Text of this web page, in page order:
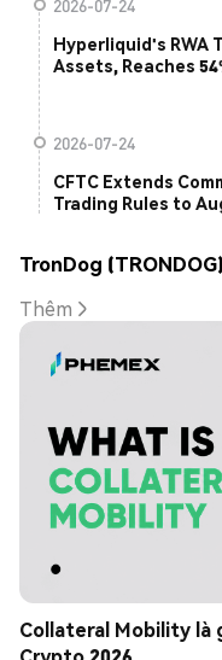
2026-07-24
Hyperliquid's RWA
Assets, Reaches
2026-07-24
CFTC Extends
Trading Rules to
TronDog
Thêm
Collateral Mobility là